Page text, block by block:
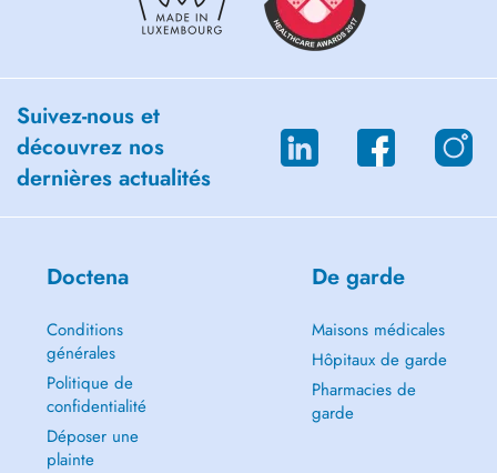
Please activate your eSante account (DSP Shared Record)
Suivez-nous et
découvrez nos
dernières actualités
Doctena
Conditions
générales
Politique de
confidentialité
Déposer une
plainte
De garde
Maisons médicales
Hôpitaux de garde
Pharmacies de
garde